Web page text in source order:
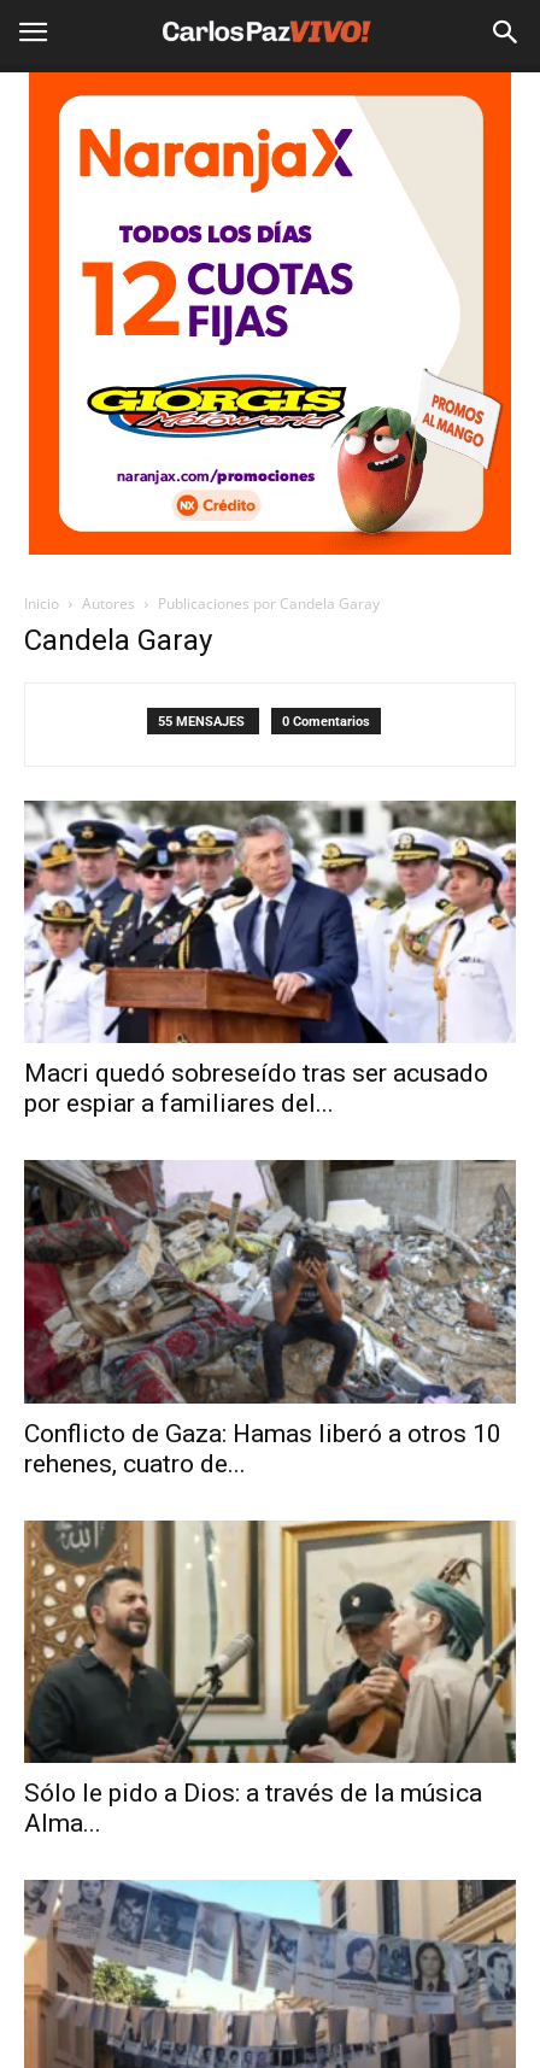
Inicio Autores Publicaciones por Candela Garay
Candela Garay
55 MENSAJES 0 Comentarios
Macri quedó sobreseído tras ser acusado
por espiar a familiares del...
Conflicto de Gaza: Hamas liberó a otros 10
rehenes, cuatro de...
Sólo le pido a Dios: a través de la música
Alma...